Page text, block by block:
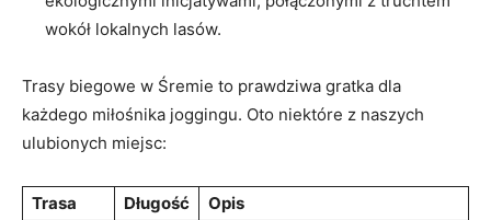
wokół lokalnych⁢ lasów.
Trasy biegowe ‌w ⁢Śremie to ⁣prawdziwa⁣ gratka dla
‌każdego miłośnika ​joggingu. ‍Oto niektóre ⁣z naszych
ulubionych⁤ miejsc:
Trasa Długość Opis